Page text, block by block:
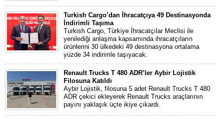
Turkish Cargo’dan İhracatçıya 49 Destinasyonda
İndirimli Taşıma
Turkish Cargo, Türkiye İhracatçılar Meclisi ile
yenilediği anlaşma kapsamında ihracatçıların
ürünlerini 30 ülkedeki 49 destinasyona ortalama
yüzde 34 indirimle taşıyacak.
Renault Trucks T 480 ADR’ler Aybir Lojistik
Filosuna Katıldı
Aybir Lojistik, filosuna 5 adet Renault Trucks T 480
ADR çekici ekleyerek Renault Trucks araçlarının
payını yaklaşık üçte ikiye çıkardı.